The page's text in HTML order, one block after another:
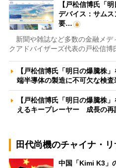
【戸松信博氏「
デバイス：サム
要…
新聞や雑誌など多数の金融メデ
クアドバイザーズ代表の戸松信
【戸松信博氏「明日の爆騰株
端半導体の製造に不可欠な検
【戸松信博氏「明日の爆騰株
えるキープレーヤー 成長の
田代尚機のチャイナ・
中国「Kimi K3」